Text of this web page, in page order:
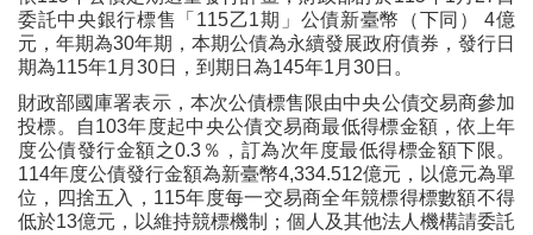
委託中央銀行標售「115乙1期」公債新臺幣（下同） 4億
元，年期為30年期，本期公債為永續發展政府債券，發行日
期為115年1月30日，到期日為145年1月30日。
財政部國庫署表示，本次公債標售限由中央公債交易商參加
投標。自103年度起中央公債交易商最低得標金額，依上年
度公債發行金額之0.3％，訂為次年度最低得標金額下限。
114年度公債發行金額為新臺幣4,334.512億元，以億元為單
位，四捨五入，115年度每一交易商全年競標得標數額不得
低於13億元，以維持競標機制；個人及其他法人機構請委託